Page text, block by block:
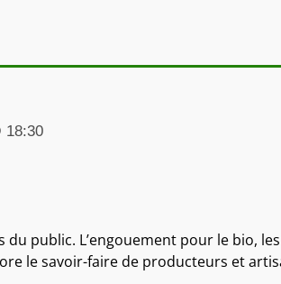
18:30
public. L’engouement pour le bio,
le savoir-faire de producteurs et